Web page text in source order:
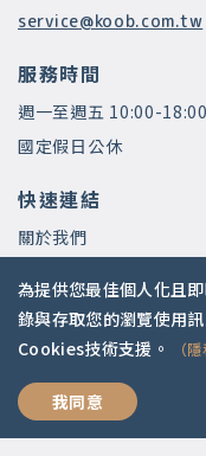
過好人生學
service@koob.com.tw
服務時間
週一至週五 10:00-18:00
國定假日公休
快速連結
關於我們
師資陣容
社群媒體
Apple
為提供您最佳個人化且
錄與存取您的瀏覽使用
Cookies技術支援。
（
我同意